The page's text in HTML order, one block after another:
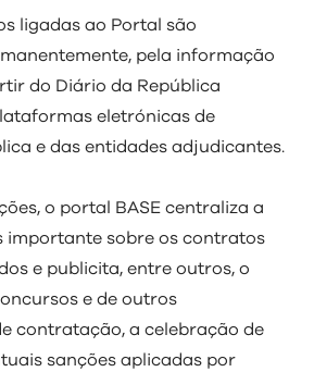
ligadas ao Portal são
pela informação
do Diário da República
eletrónicas de
e das entidades adjudicantes.
o portal BASE centraliza a
importante sobre os contratos
e publicita, entre outros, o
e de outros
contratação, a celebração de
sanções aplicadas por